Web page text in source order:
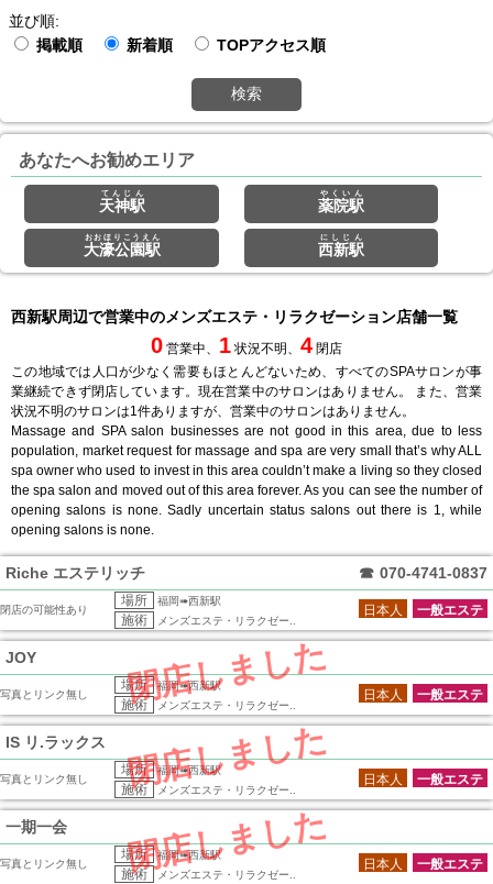
並び順:
掲載順
新着順 TOPアクセス順
検索
あなたへお勧めエリア
天神駅
てんじん
薬院駅
やくいん
大濠公園駅
おおほりこうえん
西新駅
にしじん
西新駅周辺で営業中のメンズエステ・リラクゼーション店舗一覧
0 営業中、 1 状況不明、 4 閉店
この地域では人口が少なく需要もほとんどないため、すべてのSPAサロンが事
業継続できず閉店しています。現在営業中のサロンはありません。 また、営業
状況不明のサロンは1件ありますが、営業中のサロンはありません。
Massage and SPA salon businesses are not good in this area, due to less
population, market request for massage and spa are very small that’s why ALL
spa owner who used to invest in this area couldn’t make a living so they closed
the spa salon and moved out of this area forever. As you can see the number of
opening salons is none. Sadly uncertain status salons out there is 1, while
opening salons is none.
Riche エステリッチ ☎ 070-4741-0837
閉店の可能性あり
場所 福岡➠西新駅
施術 メンズエステ・リラクゼー..
一般エステ
日本人
閉店しました
JOY
写真とリンク無し
場所 福岡➠西新駅
施術 メンズエステ・リラクゼー..
一般エステ
日本人
閉店しました
IS リ.ラックス
写真とリンク無し
場所 福岡➠西新駅
施術 メンズエステ・リラクゼー..
一般エステ
日本人
閉店しました
一期一会
写真とリンク無し
場所 福岡➠西新駅
施術 メンズエステ・リラクゼー..
一般エステ
日本人